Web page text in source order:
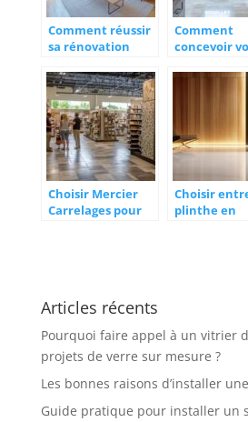
Comment réussir
sa rénovation
Angers : conseils
et astuces
Comment
concevoir
de gamme
Choisir Mercier
Carrelages pour
Choisir
plinthe en
Articles récents
Pourquoi faire appel à un vitrier
projets de verre sur mesure ?
Les bonnes raisons d’installer
Guide pratique pour installer un